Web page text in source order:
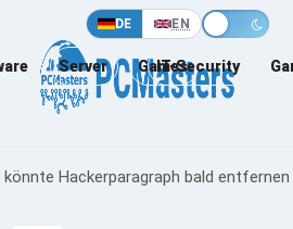
DE EN
Server Games
IT-Security
könnte Hackerparagraph bald entfernen